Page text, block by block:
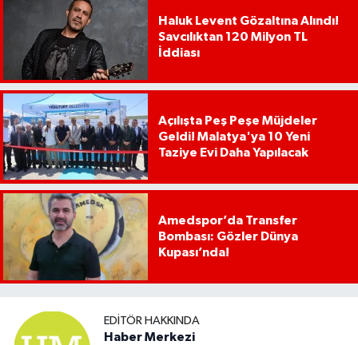
Haluk Levent Gözaltına Alındı!
Savcılıktan 120 Milyon TL
İddiası
Açılışta Peş Peşe Müjdeler
Geldi! Malatya'ya 10 Yeni
Taziye Evi Daha Yapılacak
Amedspor’da Transfer
Bombası: Gözler Dünya
Kupası’nda!
EDITÖR HAKKINDA
Haber Merkezi